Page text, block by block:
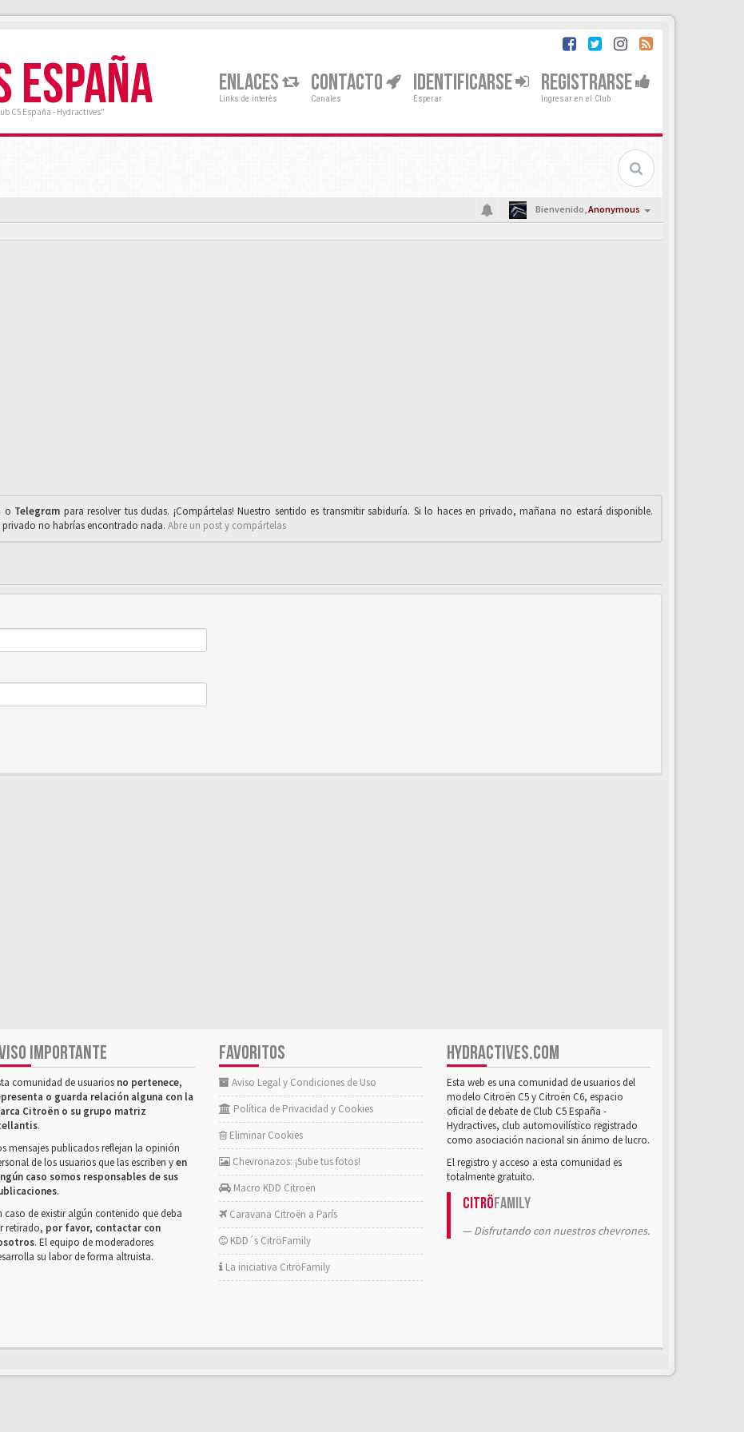
ESPAÑA
C5 España - Hydractives"
ENLACES
Links de interés
CONTACTO
Canales
IDENTIFICARSE
Esperar
REGISTRARSE
Ingresar en el Club
Bienvenido,Anonymous
o Telegrαm para resolver tus dudas. ¡Compártelas! Nuestro sentido es transmitir sabiduría. Si lo haces en privado, mañana no estará disponible.
privado no habrías encontrado nada. Abre un post y compártelas
IMPORTANTE
comunidad de usuarios no pertenece,
o guarda relación alguna con la
Citroën o su grupo matriz
.
mensajes publicados reflejan la opinión
de los usuarios que las escriben yen
caso somos responsables de sus
.
caso de existir algún contenido que deba
retirado, por favor, contactar con
. El equipo de moderadores
su labor de forma altruista.
FAVORITOS
Aviso Legal y Condiciones de Uso
Política de Privacidad y Cookies
Eliminar Cookies
Chevronazos: ¡Sube tus fotos!
Macro KDD Citroën
Caravana Citroën a París
KDD´s CitröFamily
La iniciativa CitröFamily
HYDRACTIVES.COM
Esta web es una comunidad de usuarios del
modelo Citroën C5 y Citroën C6, espacio
oficial de debate de Club C5 España -
Hydractives, club automovilístico registrado
como asociación nacional sin ánimo de lucro.
El registro y acceso a esta comunidad es
totalmente gratuito.
CitröFamily
Disfrutando con nuestros chevrones.